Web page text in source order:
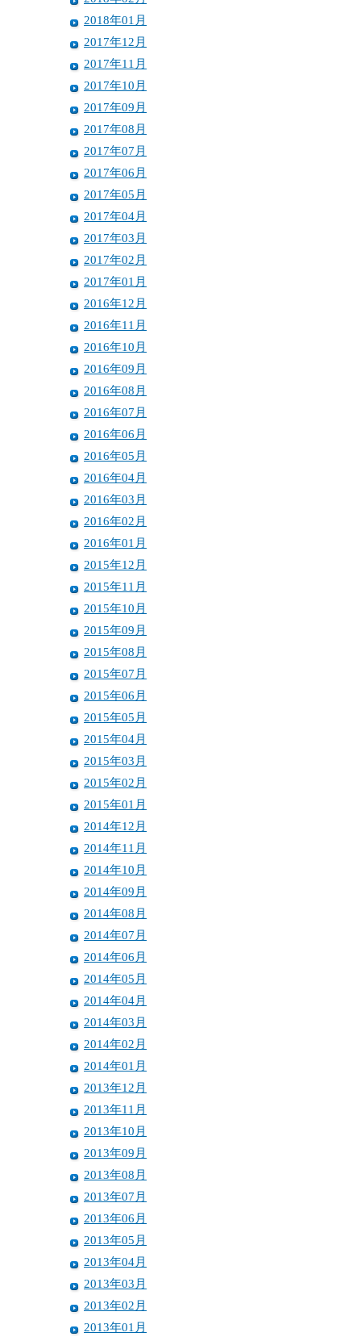
2018年01月
2017年12月
2017年11月
2017年10月
2017年09月
2017年08月
2017年07月
2017年06月
2017年05月
2017年04月
2017年03月
2017年02月
2017年01月
2016年12月
2016年11月
2016年10月
2016年09月
2016年08月
2016年07月
2016年06月
2016年05月
2016年04月
2016年03月
2016年02月
2016年01月
2015年12月
2015年11月
2015年10月
2015年09月
2015年08月
2015年07月
2015年06月
2015年05月
2015年04月
2015年03月
2015年02月
2015年01月
2014年12月
2014年11月
2014年10月
2014年09月
2014年08月
2014年07月
2014年06月
2014年05月
2014年04月
2014年03月
2014年02月
2014年01月
2013年12月
2013年11月
2013年10月
2013年09月
2013年08月
2013年07月
2013年06月
2013年05月
2013年04月
2013年03月
2013年02月
2013年01月